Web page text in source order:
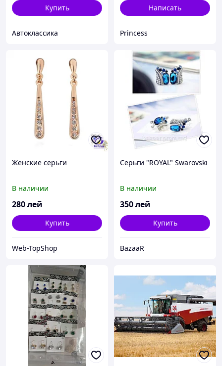
Купить
Автоклассика
Написать
Princess
Женские серьги
В наличии
280лей
Купить
Web-TopShop
Серьги "ROYAL" Swarovski
В наличии
350лей
Купить
BazaaR